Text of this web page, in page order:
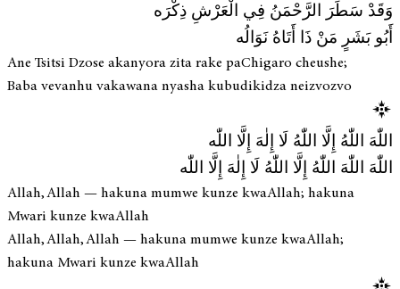
وَقَدْ سَطَرَ الرَّحْمَنُ فِي الْعَرْشِ ذِكْرَه
أَبُو بَشَرٍ مَنْ ذَا أَتَاهُ نَوَالُه
Ane Tsitsi Dzose akanyora zita rake paChigaro cheushe;
Baba vevanhu vakawana nyasha kubudikidza neizvozvo
اللّٰهَ اللّٰهُ إِلَّا اللّٰهُ لَا إِلٰهَ إِلَّا اللّٰه
اللّٰهَ اللّٰهَ اللّٰهُ إِلَّا اللّٰهُ لَا إِلٰهَ إِلَّا اللّٰه
Allah, Allah — hakuna mumwe kunze kwaAllah; hakuna
Mwari kunze kwaAllah
Allah, Allah, Allah — hakuna mumwe kunze kwaAllah;
hakuna Mwari kunze kwaAllah